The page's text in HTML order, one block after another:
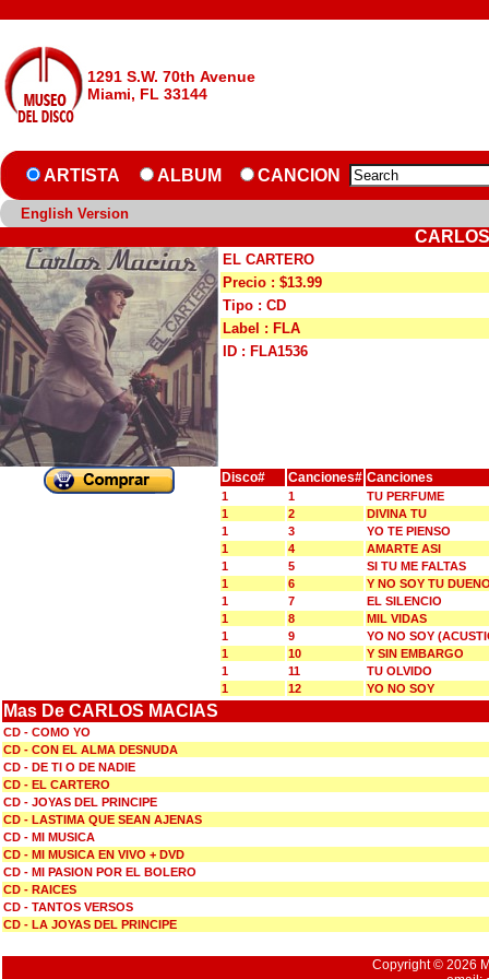
1291 S.W. 70th Avenue
Miami, FL 33144
ARTISTA ALBUM CANCION
English Version
EL CARTERO
Precio : $13.99
Tipo : CD
Label : FLA
ID : FLA1536
Disco# Canciones# Canciones
1 1
TU PERFUME
1
2
DIVINA TU
1
3
YO TE PIENSO
1
4
AMARTE ASI
1
5
SI TU ME FALTAS
1
6
Y NO SOY TU
1
7
EL SILENCIO
1
8
MIL VIDAS
1
9
YO NO SOY
1
10
Y SIN EMBARGO
1
11
TU OLVIDO
1
12 YO NO SOY
Mas De CARLOS MACIAS
CD - COMO YO
CD - CON EL ALMA DESNUDA
CD - DE TI O DE NADIE
CD - EL CARTERO
CD - JOYAS DEL PRINCIPE
CD - LASTIMA QUE SEAN AJENAS
CD - MI MUSICA
CD - MI MUSICA EN VIVO + DVD
CD - MI PASION POR EL BOLERO
CD - RAICES
CD - TANTOS VERSOS
CD - LA JOYAS DEL PRINCIPE
Copyright © 2026